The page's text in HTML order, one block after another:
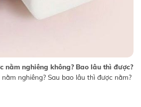
nằm nghiêng không? Bao lâu thì được?
nghiêng? Sau bao lâu thì được nằm?